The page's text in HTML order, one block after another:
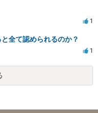
1
全て認められるのか？
1